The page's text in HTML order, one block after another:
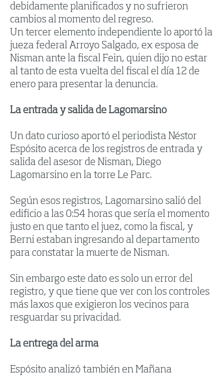
debidamente planificados y no sufrieron
cambios al momento del regreso.
Un tercer elemento independiente lo aportó la
jueza federal Arroyo Salgado, ex esposa de
Nisman ante la fiscal Fein, quien dijo no estar
al tanto de esta vuelta del fiscal el día 12 de
enero para presentar la denuncia.
La entrada y salida de Lagomarsino
Un dato curioso aportó el periodista Néstor
Espósito acerca de los registros de entrada y
salida del asesor de Nisman, Diego
Lagomarsino en la torre Le Parc.
Según esos registros, Lagomarsino salió del
edificio a las 0:54 horas que sería el momento
justo en que tanto el juez, como la fiscal, y
Berni estaban ingresando al departamento
para constatar la muerte de Nisman.
Sin embargo este dato es solo un error del
registro, y que tiene que ver con los controles
más laxos que exigieron los vecinos para
resguardar su privacidad.
La entrega del arma
Espósito analizó también en Mañana